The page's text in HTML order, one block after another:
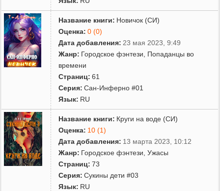
Название книги: Новичок (СИ)
Оценка: 0 (0)
Дата добавления: 23 мая 2023, 9:49
Жанр: Городское фэнтези
Попаданцы во
времени
Страниц: 61
Серия: Сан-Инферно #01
Язык: RU
Название книги: Круги на воде (СИ)
Оценка: 10 (1)
Дата добавления: 13 марта 2023, 10:12
Жанр: Городское фэнтези ,Ужасы
Страниц: 73
Серия: Сукины дети #03
Язык: RU